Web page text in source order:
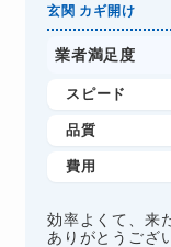
玄関 カギ開け
業者満足度
スピード
品質
費用
効率よくて、来
ありがとうござ